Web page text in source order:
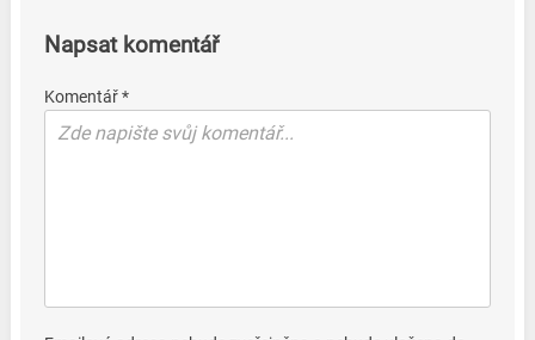
Napsat komentář
Komentář *